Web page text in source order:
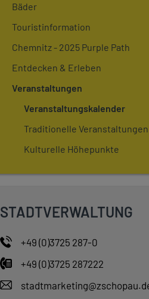
Bäder
Touristinformation
Chemnitz - 2025 Purple Path
Entdecken & Erleben
Veranstaltungen
Veranstaltungskalender
Traditionelle Veranstaltungen
Kulturelle Höhepunkte
STADTVERWALTUNG
+49 (0)3725 287-0
+49 (0)3725 287222